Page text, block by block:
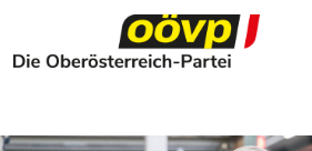
Direkt zur Hauptnavigation springen
Direkt zum Inhalt springen